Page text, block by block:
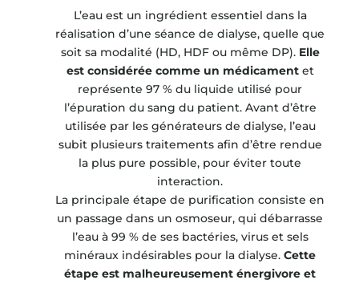
L’eau est un ingrédient essentiel dans la
réalisation d’une séance de dialyse, quelle que
soit sa modalité (HD, HDF ou même DP). Elle
est considérée comme un médicamentet
représente 97 % du liquide utilisé pour
l’épuration du sang du patient. Avant d’être
utilisée par les générateurs de dialyse, l’eau
subit plusieurs traitements afin d’être rendue
la plus pure possible, pour éviter toute
interaction.
La principale étape de purification consiste en
un passage dans un osmoseur, qui débarrasse
l’eau à 99 % de ses bactéries, virus et sels
minéraux indésirables pour la dialyse.Cette
étape est malheureusement énergivore et